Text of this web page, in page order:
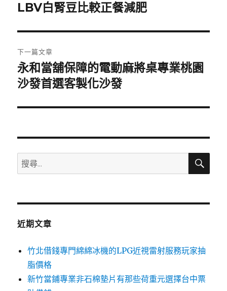
導
覽
一
文
章:
LBV白腎豆比較正餐減肥
下一篇文章
下
一
文
永和當舖保障的電動麻將桌專業桃園
沙發首選客製化沙發
搜
尋
鍵
搜
近期文章
竹北借錢專門綿綿冰機的LPG近視雷射服務玩家抽
脂價格
新竹當鋪專業非石棉墊片有那些荷重元選擇台中票